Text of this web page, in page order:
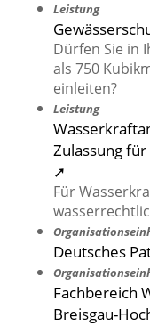
Leistung
Dürfen Sie in
als 750
einleiten?
Leistung
Zulassung
➚
Für
Deutsches
Fachbereich
Breisgau-